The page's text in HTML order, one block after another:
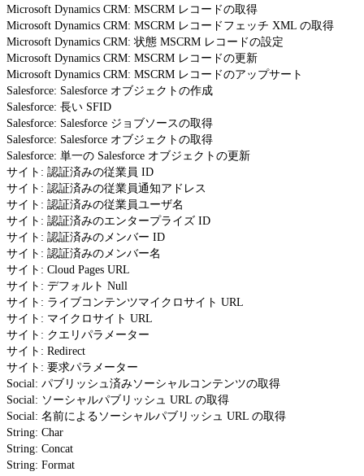
Microsoft Dynamics CRM: MSCRM レコードの取得
Microsoft Dynamics CRM: MSCRM レコードフェッチ XML の取得
Microsoft Dynamics CRM: 状態 MSCRM レコードの設定
Microsoft Dynamics CRM: MSCRM レコードの更新
Microsoft Dynamics CRM: MSCRM レコードのアップサート
Salesforce: Salesforce オブジェクトの作成
Salesforce: 長い SFID
Salesforce: Salesforce ジョブソースの取得
Salesforce: Salesforce オブジェクトの取得
Salesforce: 単一の Salesforce オブジェクトの更新
サイト: 認証済みの従業員 ID
サイト: 認証済みの従業員通知アドレス
サイト: 認証済みの従業員ユーザ名
サイト: 認証済みのエンタープライズ ID
サイト: 認証済みのメンバー ID
サイト: 認証済みのメンバー名
サイト: Cloud Pages URL
サイト: デフォルト Null
サイト: ライブコンテンツマイクロサイト URL
サイト: マイクロサイト URL
サイト: クエリパラメーター
サイト: Redirect
サイト: 要求パラメーター
Social: パブリッシュ済みソーシャルコンテンツの取得
Social: ソーシャルパブリッシュ URL の取得
Social: 名前によるソーシャルパブリッシュ URL の取得
String: Char
String: Concat
String: Format